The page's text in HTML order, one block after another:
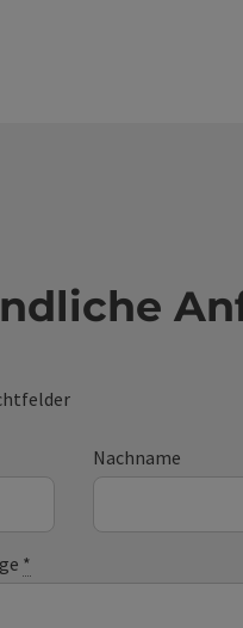
Nachname
*